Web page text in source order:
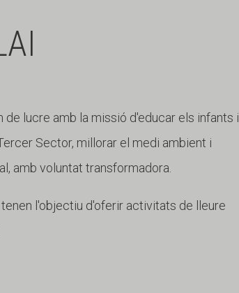
de lucre amb la missió d'educar els infants i
Sector, millorar el medi ambient i
amb voluntat transformadora.
l'objectiu d'oferir activitats de lleure